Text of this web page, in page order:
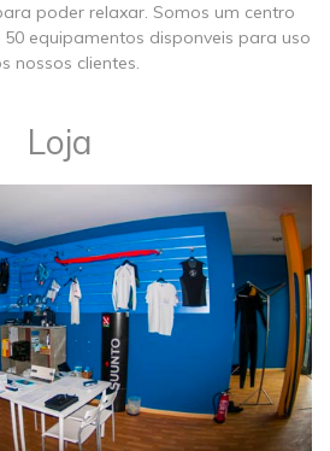
poder relaxar. Somos um centro
equipamentos disponveis para uso
nossos clientes.
Loja